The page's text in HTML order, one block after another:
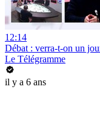
12:14
Débat : verra-t-on un
Le Télégramme
il y a 6 ans